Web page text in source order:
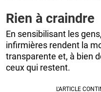
Rien à craindre
En sensibilisant les
infirmières rendent la
transparente et, à bien
ceux qui restent.